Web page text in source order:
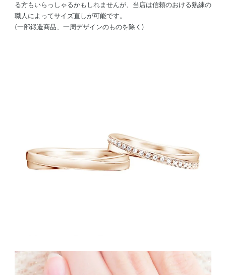
る方もいらっしゃるかもしれませんが、当店は信頼のおける熟練の
職人によってサイズ直しが可能です。
(一部鍛造商品、一周デザインのものを除く)